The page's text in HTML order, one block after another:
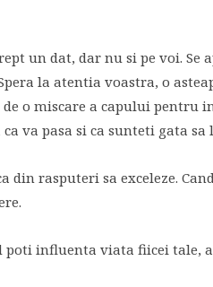
un dat, dar nu si pe voi. Se
la atentia voastra, o
de o miscare a capului pentru
va pasa si ca sunteti gata sa
din rasputeri sa exceleze.
poti influenta viata fiicei tale,